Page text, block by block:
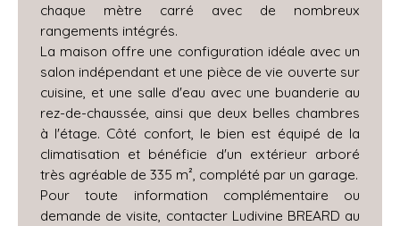
chaque mètre carré avec de nombreux
rangements intégrés.
La maison offre une configuration idéale avec un
salon indépendant et une pièce de vie ouverte sur
cuisine, et une salle d'eau avec une buanderie au
rez-de-chaussée, ainsi que deux belles chambres
à l'étage. Côté confort, le bien est équipé de la
climatisation et bénéficie d'un extérieur arboré
très agréable de 335 m², complété par un garage.
Pour toute information complémentaire ou
demande de visite, contacter Ludivine BREARD au